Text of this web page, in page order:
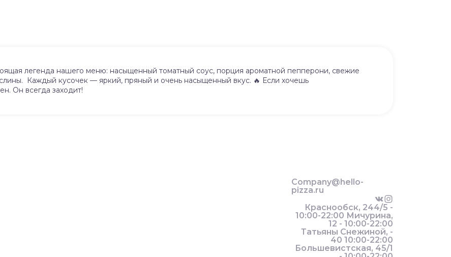
легенда нашего меню: насыщенный томатный соус, порция ароматной пепперони, свежие
Каждый кусочек — яркий, пряный и очень насыщенный вкус. 🔥 Если хочешь
Он всегда заходит!
Company@hello-
pizza.ru
Краснообск, 244/5 -
10:00-22:00 Мичурина,
12 - 10:00-22:00
Татьяны Снежиной, -
40 10:00-22:00
Большевистская, 45/1